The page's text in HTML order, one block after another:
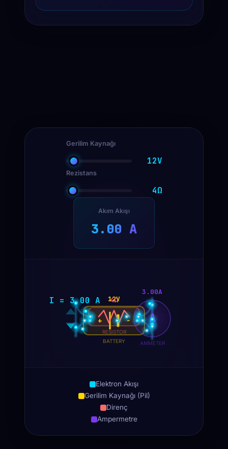
Gerilim Kaynağı
12V
Rezistans
4Ω
Akım Akışı
3.00 A
Elektron Akışı
Gerilim Kaynağı (Pil)
Direnç
Ampermetre